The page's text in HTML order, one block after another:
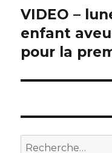
Article
suivant :
VIDEO –
enfant
pour la
Recherche